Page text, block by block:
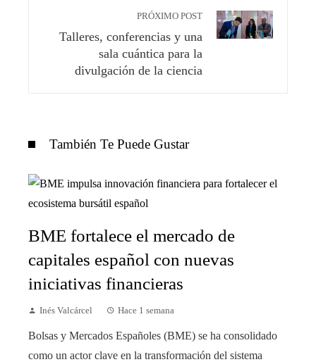
PRÓXIMO POST
Talleres, conferencias y una
sala cuántica para la
divulgación de la ciencia
También Te Puede Gustar
BME fortalece el mercado de
capitales español con nuevas
iniciativas financieras
Inés Valcárcel Hace 1 semana
Bolsas y Mercados Españoles (BME) se ha consolidado
como un actor clave en la transformación del sistema